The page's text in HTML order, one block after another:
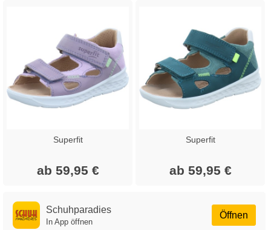
Superfit
ab 59,95 €
Superfit
ab 59,95 €
Öffnen
Schuhparadies
In App öffnen